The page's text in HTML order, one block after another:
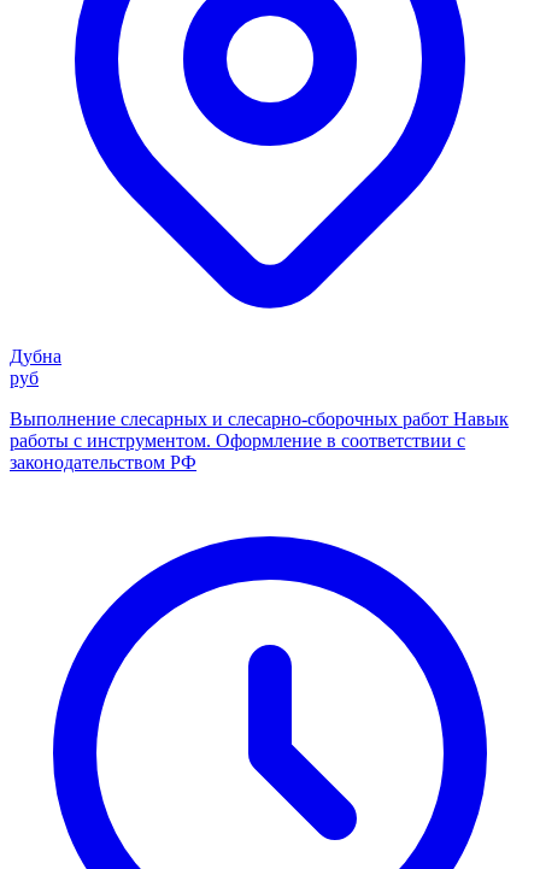
Дубна
руб
Выполнение слесарных и слесарно-сборочных работ Навык
работы с инструментом. Оформление в соответствии с
законодательством РФ